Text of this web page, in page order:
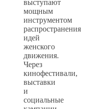
выступают
мощным
инструментом
распространения
идей
женского
движения.
Через
кинофестивали,
выставки
и
социальные